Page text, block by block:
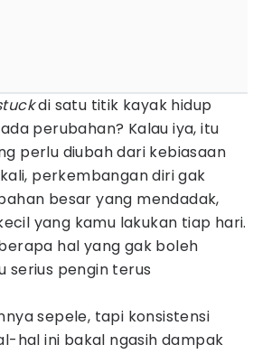
di satu titik kayak hidup
perubahan? Kalau iya, itu
perlu diubah dari kebiasaan
perkembangan diri gak
besar yang mendadak,
yang kamu lakukan tiap hari.
hal yang gak boleh
serius pengin terus
sepele, tapi konsistensi
hal ini bakal ngasih dampak